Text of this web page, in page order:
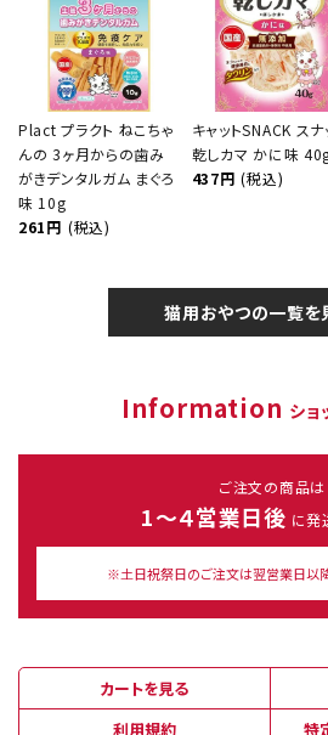
Plact プラクト ねこちゃ
んの 3ヶ月からの歯み
がきデンタルガム まぐろ
味 10g
261円 (税込)
キャットSNACK スナ
乾しカマ かに味
437円 (税込)
猫用おやつの一覧を
Information ショ
ご注文の商品は
1～４営業日後 に発
※土日祝祭日のご注文は翌営業日以降
カートを見る
利用規約
特